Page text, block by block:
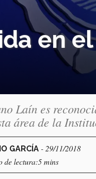
en
Laín es
área de la
GARCÍA - 29/11/2018
de lectura:5 mins